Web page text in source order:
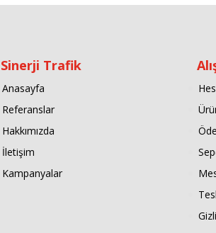
Sinerji Trafik
Anasayfa
Referanslar
Hakkımızda
İletişim
Kampanyalar